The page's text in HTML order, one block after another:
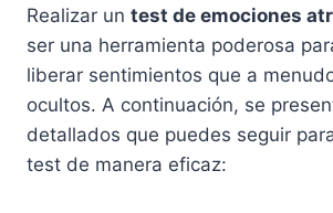
Realizar un test de emociones
ser una herramienta poderosa
liberar sentimientos que a
ocultos. A continuación, se
detallados que puedes seguir
test de manera eficaz: